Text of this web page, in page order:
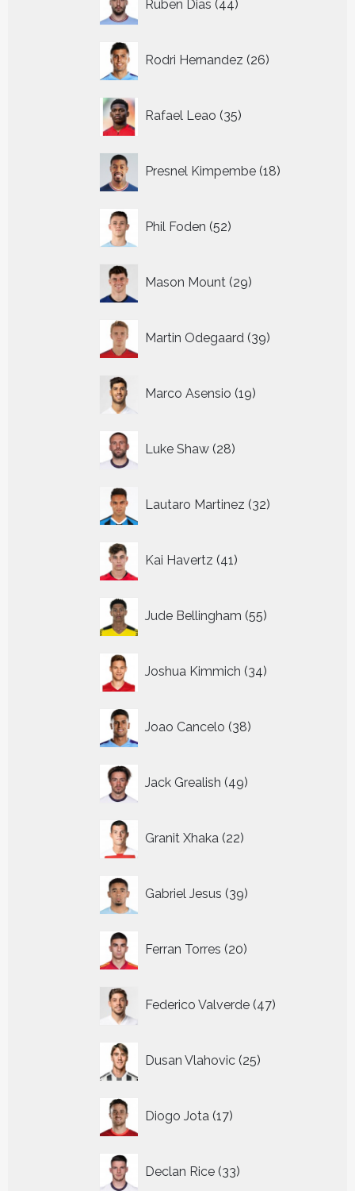
Ruben Dias 44
producten
Rodri Hernandez 26
producten
Rafael Leao 35
producten
Presnel Kimpembe 18
producten
Phil Foden 52
producten
Mason Mount 29
producten
Martin Odegaard 39
producten
Marco Asensio 19
producten
Luke Shaw 28
producten
Lautaro Martinez 32
producten
Kai Havertz 41
producten
Jude Bellingham 55
producten
Joshua Kimmich 34
producten
Joao Cancelo 38
producten
Jack Grealish 49
producten
Granit Xhaka 22
producten
Gabriel Jesus 39
producten
Ferran Torres 20
producten
Federico Valverde 47
producten
Dusan Vlahovic 25
producten
Diogo Jota 17
producten
Declan Rice 33
producten